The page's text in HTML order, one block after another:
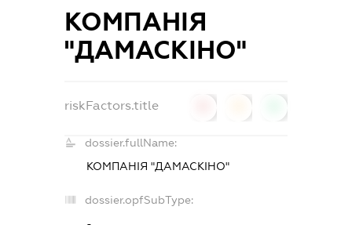
КОМПАНІЯ
"ДАМАСКІНО"
riskFactors.title
dossier.fullName:
КОМПАНІЯ "ДАМАСКІНО"
dossier.opfSubType:
-